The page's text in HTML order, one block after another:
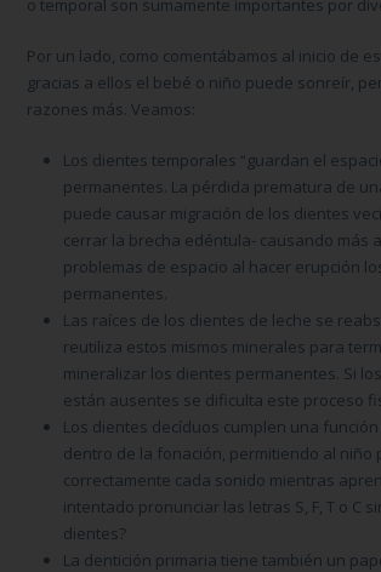
o temporal son sumamente importantes por
Por un lado, como comentábamos al inicio de
gracias a ellos el bebé o niño puede sonreír,
razones más. Veamos:
Los dientes temporales “guardan el
permanentes. La pérdida prematura de
puede causar migración de los dientes
cerrar la brecha edéntula- causando más
problemas de espacio al hacer erupción
permanentes.
Las raíces de los dientes de leche se
reutiliza estos mismos minerales para
mineralizar los dientes permanentes. Si
están ausentes se dificulta este proceso
Los dientes decíduos cumplen una
dentro de la fonación, permitiendo al niño
correctamente cada sonido mientras
intentado pronunciar las letras S, F, T o C
dientes?
La dentición primaria tiene también un